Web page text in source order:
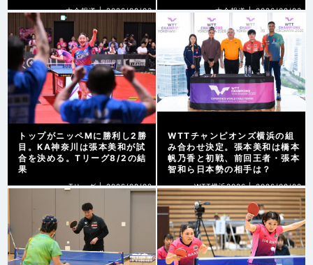
大会報道 | 2026/08/03 大会報道 | 2026/08/03
トップがニッペMに勝利し2勝
目。KA神奈川は張本美和が試
合を決める。Tリーグ8/2の結
果
Tリーグ | 2026/08/02
WTTチャンピオンズ横浜の組
み合わせ決定。張本美和は橋本
帆乃香と初戦、前回王者・張本
智和ら日本勢の相手は？
WTT横浜2026 | 2026/08/02